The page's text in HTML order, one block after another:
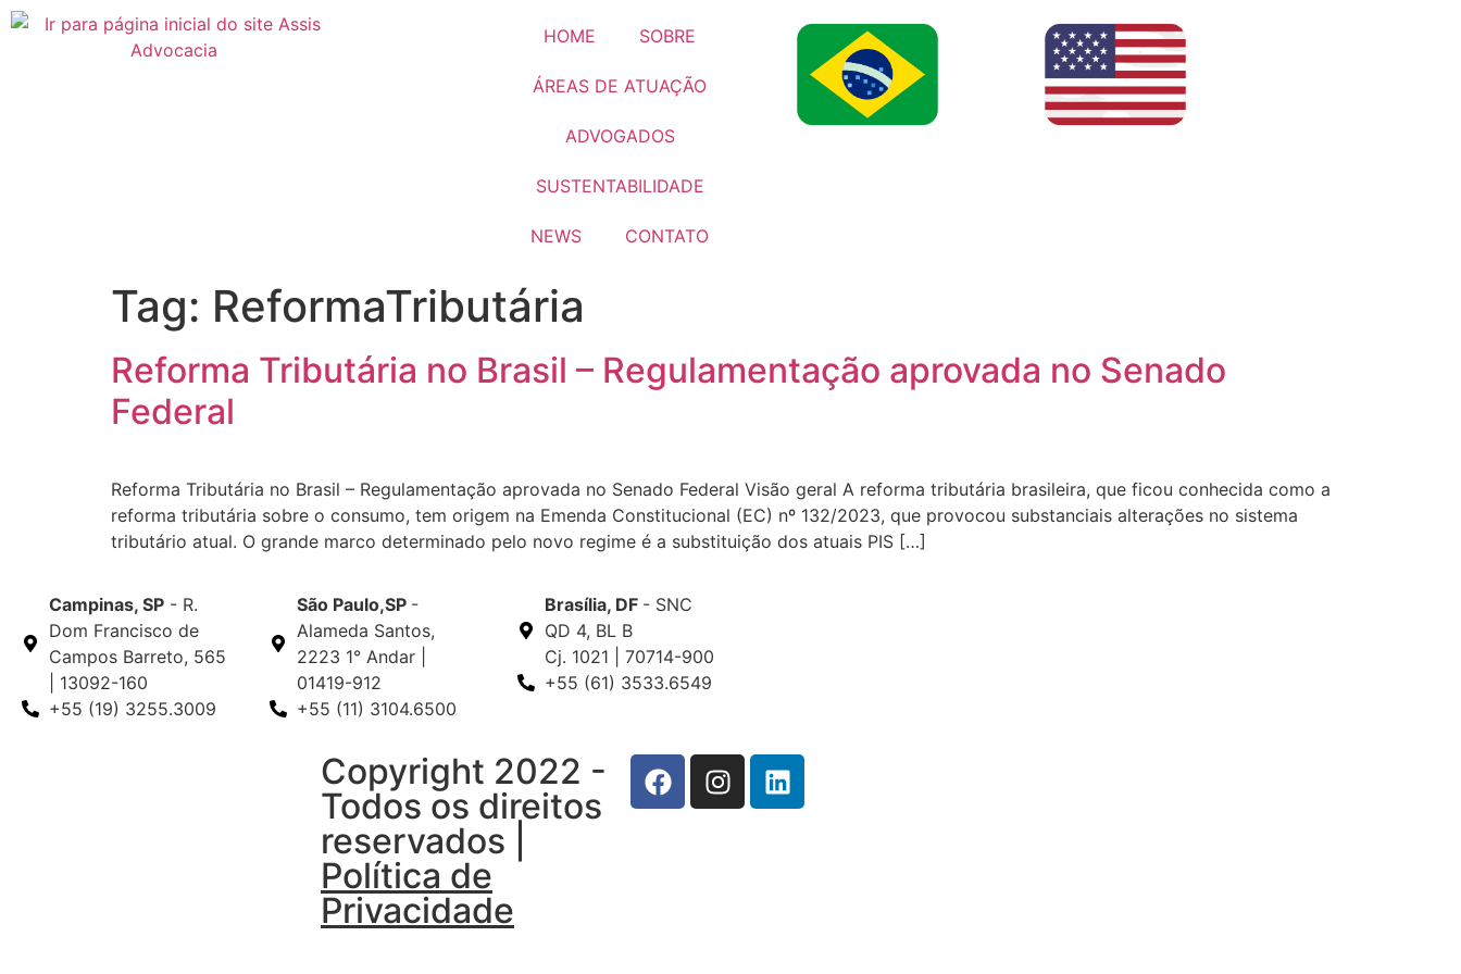
HOME SOBRE
ÁREAS DE ATUAÇÃO
ADVOGADOS
SUSTENTABILIDADE
NEWS CONTATO
Tag: ReformaTributária
Reforma Tributária no Brasil – Regulamentação aprovada no Senado
Federal
Reforma Tributária no Brasil – Regulamentação aprovada no Senado Federal Visão geral A reforma tributária brasileira, que ficou conhecida como a
reforma tributária sobre o consumo, tem origem na Emenda Constitucional (EC) nº 132/2023, que provocou substanciais alterações no sistema
tributário atual. O grande marco determinado pelo novo regime é a substituição dos atuais PIS […]
Campinas, SP - R.
Dom Francisco de
Campos Barreto, 565
| 13092-160
+55 (19) 3255.3009
São Paulo,SP -
Alameda Santos,
2223 1° Andar |
01419-912
+55 (11) 3104.6500
Brasília, DF - SNC
QD 4, BL B
Cj. 1021 | 70714-900
+55 (61) 3533.6549
Copyright 2022 -
Todos os direitos
reservados |
Política de
Privacidade